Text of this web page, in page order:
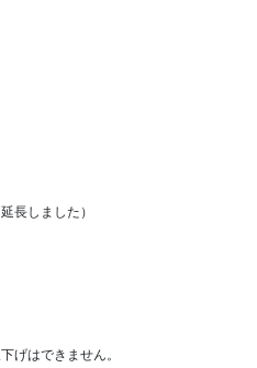
長しました）
げはできません。